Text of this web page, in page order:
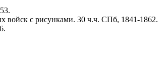
войск с рисунками. 30 ч.ч. СПб, 1841-1862.